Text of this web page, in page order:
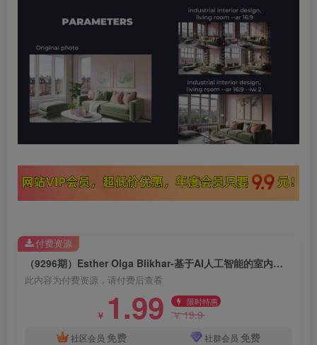
（9296期）Esther Olga Blikhar-基于AI人工智能的室内建筑设计教程-11节课-中英字幕
此内容为付费资源，请付费后查看
￥ 1.99 限时特惠
￥19.9
社区会员 免费 社群会员 免费
付费资源